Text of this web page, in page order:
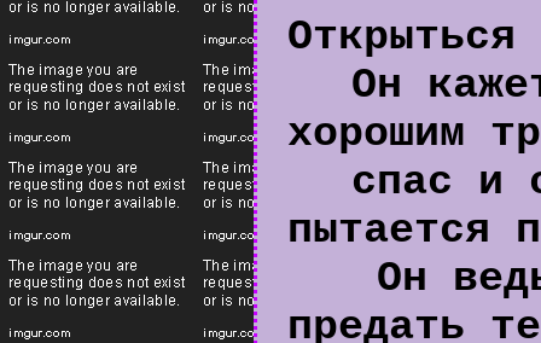
Он
хорошим
спас и
пытается
Он
предать